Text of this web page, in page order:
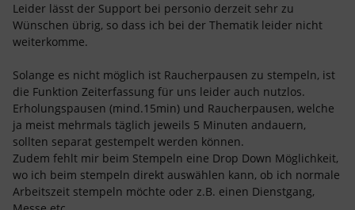
Leider lässt der Support bei personio derzeit sehr zu
Wünschen übrig, so dass ich bei der Thematik leider nicht
weiterkomme.
Solange es nicht möglich ist Raucherpausen zu stempeln, ist
die Funktion Zeiterfassung für uns leider auch nutzlos.
Erholungspausen (mind.15min) und Raucherpausen, welche
ja meist mehrmals täglich jeweils 5 Minuten andauern,
sollten separat gestempelt werden können.
Zudem fehlt mir beim Stempeln eine Drop Down Möglichkeit,
wo ich beim stempeln direkt auswählen kann, ob ich normale
Arbeitszeit stempeln möchte oder z.B. einen Dienstgang,